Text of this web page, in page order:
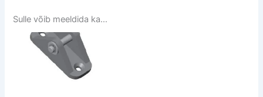
Sulle võib meeldida ka…